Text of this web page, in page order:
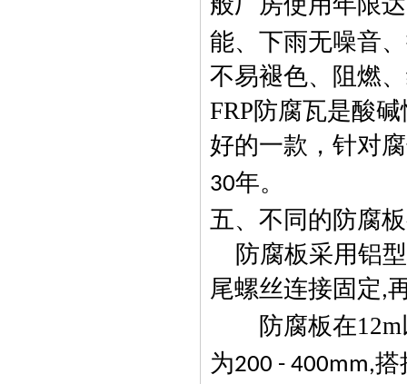
能、下雨无噪音
不易褪色、阻燃
FRP防腐瓦是酸
好的一款，针对
30年。
五、不同的防腐
防腐板采用铝
尾螺丝连接固定,
防腐板在12m
为200 - 400mm,搭